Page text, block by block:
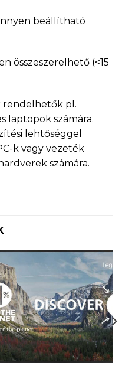
beállítható
összeszerelhető (<15
rendelhetők pl.
laptopok számára.
lehtőséggel
k vagy vezeték
számára.